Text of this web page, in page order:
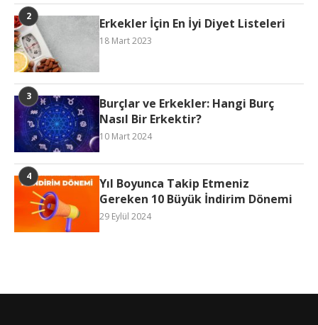
Erkekler İçin En İyi Diyet Listeleri
18 Mart 2023
Burçlar ve Erkekler: Hangi Burç
Nasıl Bir Erkektir?
10 Mart 2024
Yıl Boyunca Takip Etmeniz
Gereken 10 Büyük İndirim Dönemi
29 Eylül 2024